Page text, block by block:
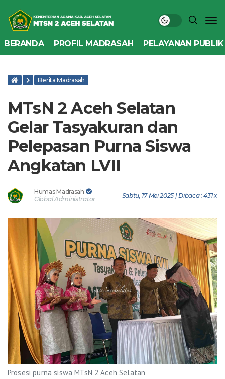
BERANDA PROFIL MADRASAH PELAYANAN PUBLIK
Berita Madrasah
MTsN 2 Aceh Selatan
Gelar Tasyakuran dan
Pelepasan Purna Siswa
Angkatan LVII
Humas Madrasah
Global Administrator
Sabtu, 17 Mei 2025 | Dibaca : 431 x
Prosesi purna siswa MTsN 2 Aceh Selatan